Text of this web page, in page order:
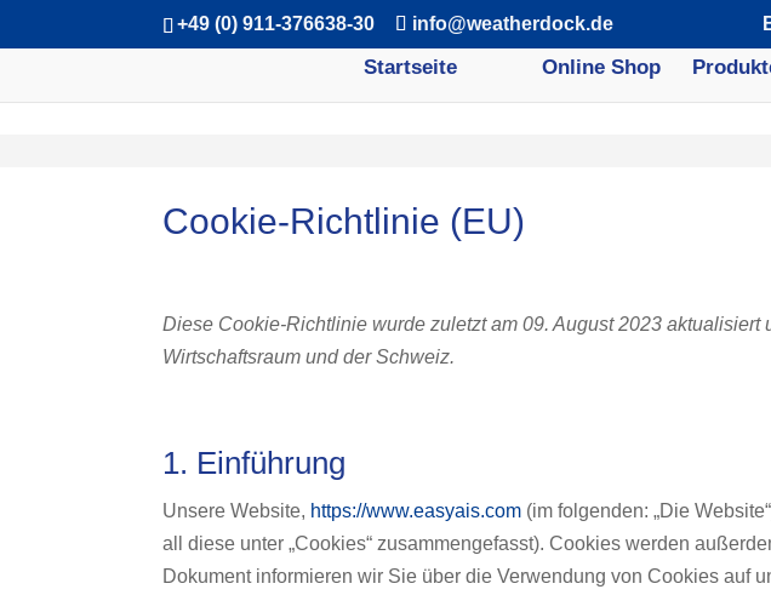
+49 (0) 911-376638-30 info@weatherdock.de
Startseite Online Shop
Cookie-Richtlinie (EU)
Diese Cookie-Richtlinie wurde zuletzt am 09. August 2023
Wirtschaftsraum und der Schweiz.
1. Einführung
Unsere Website, https://www.easyais.com (im folgenden: „Die
all diese unter „Cookies“ zusammengefasst). Cookies werden
Dokument informieren wir Sie über die Verwendung von Cookies auf